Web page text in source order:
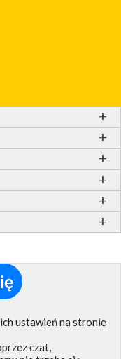
66 007 66
(+48) 693 35 35 36
ustawień na stronie
czat,